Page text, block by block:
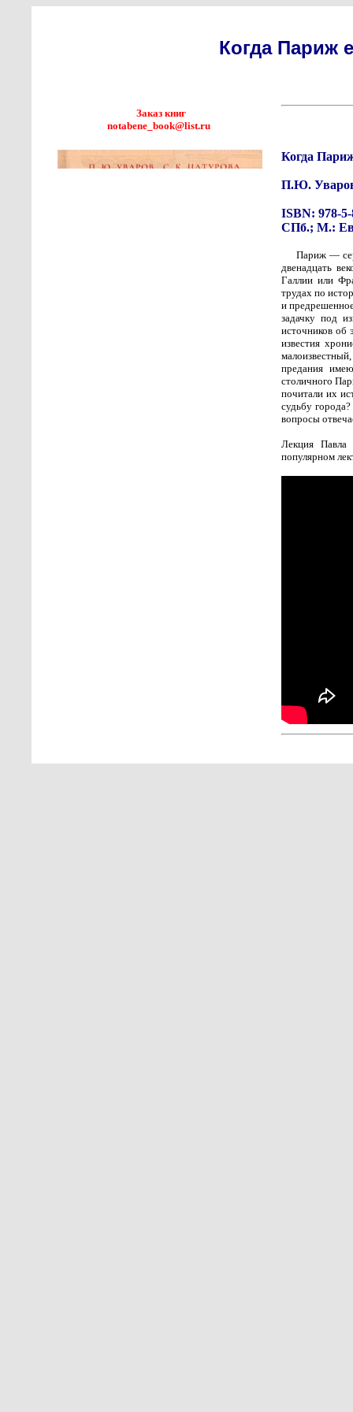
Когда Париж
Заказ книг
notabene_book@list.ru
Когда
П.Ю.
ISBN: 978-5-
СПб.; М.:
Париж —
двенадцать
Галлии или
трудах по
и
задачку под
источников об
известия
предания
столичного
почитали их
судьбу
вопросы
Лекция Павла
популярном